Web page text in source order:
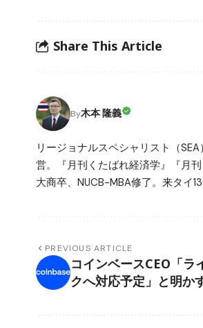
Share This Article
By木本 隆義
リージョナルスペシャリスト（
営。『月刊くたばれ経済学』『月
大商卒、NUCB-MBA修了。来タイ
PREVIOUS ARTICLE
コインベースCEO「ラ
クへ対応予定」と明か